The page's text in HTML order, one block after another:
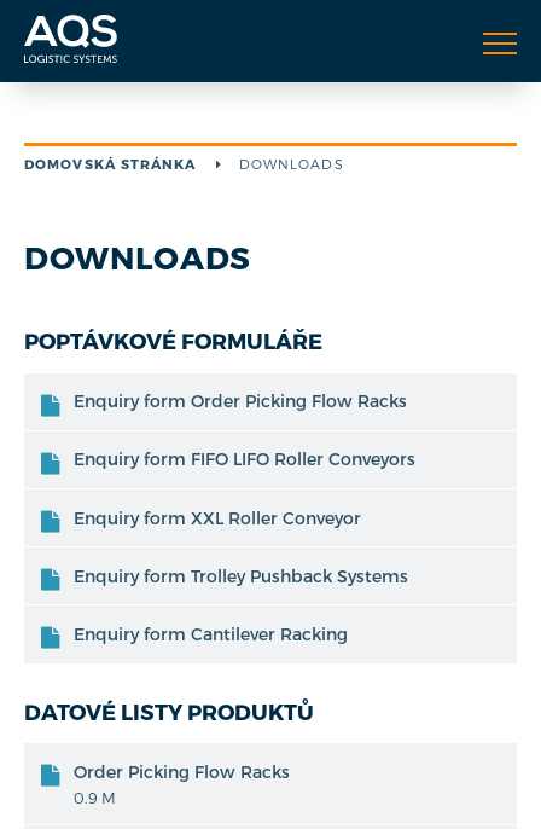
DOMOVSKÁ STRÁNKA DOWNLOADS
DOWNLOADS
POPTÁVKOVÉ FORMULÁŘE
Enquiry form Order Picking Flow Racks
Enquiry form FIFO LIFO Roller Conveyors
Enquiry form XXL Roller Conveyor
Enquiry form Trolley Pushback Systems
Enquiry form Cantilever Racking
DATOVÉ LISTY PRODUKTŮ
Order Picking Flow Racks
0.9 M